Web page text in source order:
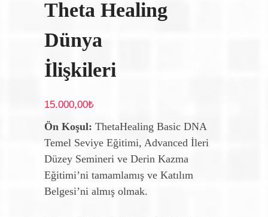
Theta Healing
Dünya
İlişkileri
15.000,00₺
Ön Koşul: ThetaHealing Basic DNA
Temel Seviye Eğitimi, Advanced İleri
Düzey Semineri ve Derin Kazma
Eğitimi’ni tamamlamış ve Katılım
Belgesi’ni almış olmak.